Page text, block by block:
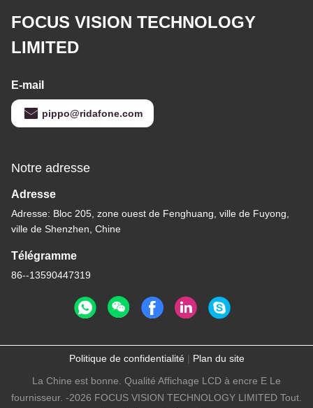
FOCUS VISION TECHNOLOGY
LIMITED
E-mail
pippo@ridafone.com
Notre adresse
Adresse
Adresse: Bloc 205, zone ouest de Fenghuang, ville de Fuyong,
ville de Shenzhen, Chine
Télégramme
86--13590447319
Politique de confidentialité| Plan du site
La Chine est bonne. Qualité Affichage LCD à encre E Le
fournisseur. -2026 FOCUS VISION TECHNOLOGY LIMITED Tout.